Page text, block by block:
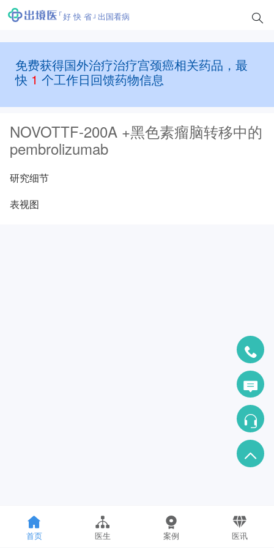
好 快 省 出国看病
免费获得国外治疗治疗宫颈癌相关药品，最
快 1 个工作日回馈药物信息
NOVOTTF-200A +黑色素瘤脑转移中的
pembrolizumab
研究细节
表视图
首页 医生 案例 医讯